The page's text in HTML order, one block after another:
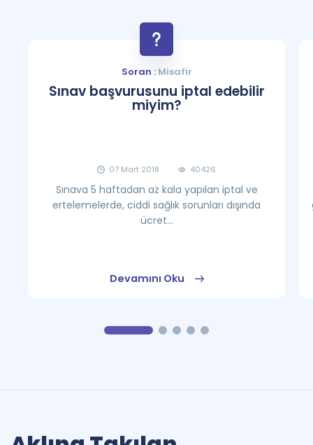
Soran :Misafir
Sınav başvurusunu iptal edebilir
miyim?
07 Mart 2018 40426
Sınava 5 haftadan az kala yapılan iptal ve
ertelemelerde, ciddi sağlık sorunları dışında
ücret...
Devamını Oku